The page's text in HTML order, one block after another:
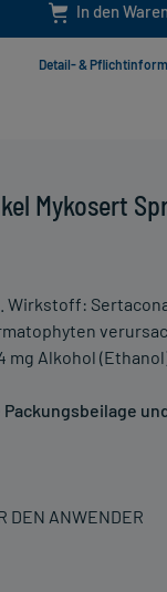
Mykosert
. Wirkstoff:
Alkohol
DEN ANWENDER
In den
Detail- &